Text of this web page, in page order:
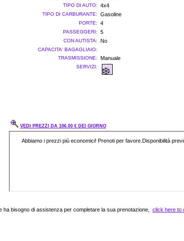
TIPO DI AUTO: 4x4
TIPO DI CARBURANTE: Gasoline
PORTE: 4
PASSEGGERI: 5
CON AUTISTA: No
CAPACITA' BAGAGLIAIO:
TRASMISSIONE:
Manuale
SERVIZI:
VEDI PREZZI DA 106.00 € DEI GIORNO
ha bisogno di assistenza per completare la sua prenotazione, click here to